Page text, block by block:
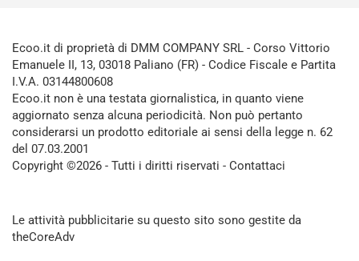
Ecoo.it di proprietà di DMM COMPANY SRL - Corso Vittorio
Emanuele II, 13, 03018 Paliano (FR) - Codice Fiscale e Partita
I.V.A. 03144800608
Ecoo.it non è una testata giornalistica, in quanto viene
aggiornato senza alcuna periodicità. Non può pertanto
considerarsi un prodotto editoriale ai sensi della legge n. 62
del 07.03.2001
Copyright ©2026 - Tutti i diritti riservati - Contattaci
Le attività pubblicitarie su questo sito sono gestite da
theCoreAdv